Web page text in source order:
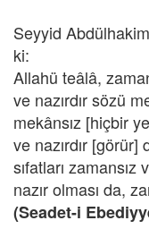
Seyyid
ki:
Allahü teâlâ,
ve nazırdır sözü
mekânsız [hiçbir
ve nazırdır
sıfatları
nazır olması da,
(Seadet-i